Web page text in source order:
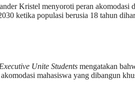
Kristel menyoroti peran akomodasi
ketika populasi berusia 18 tahun
Unite Students mengatakan
mahasiswa yang dibangun